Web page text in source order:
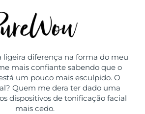
ligeira diferença na forma do meu
mais confiante sabendo que o
um pouco mais esculpido. O
Quem me dera ter dado uma
dispositivos de tonificação facial
mais cedo.